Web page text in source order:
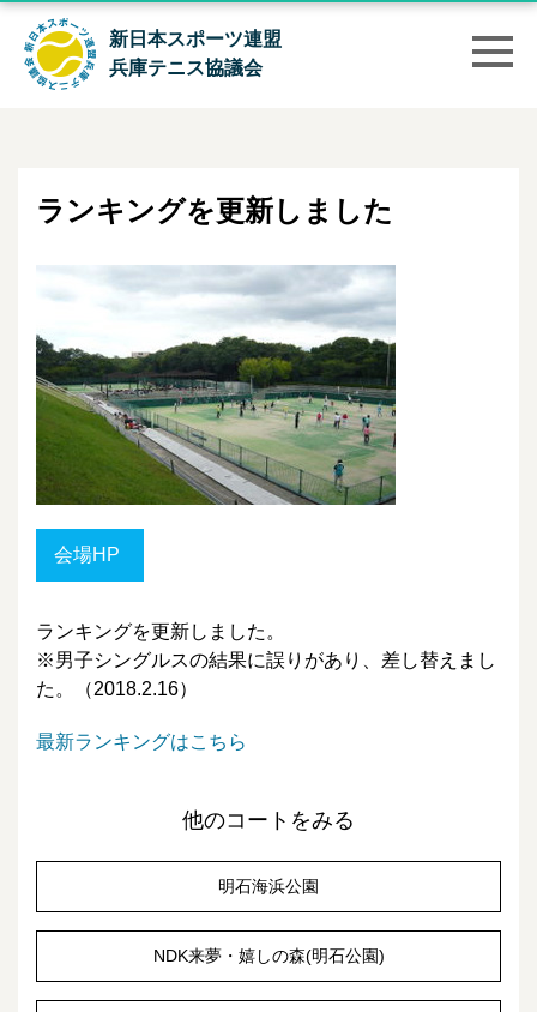
新日本スポーツ連盟
兵庫テニス協議会
ランキングを更新しました
会場HP
ランキングを更新しました。
※男子シングルスの結果に誤りがあり、差し替えまし
た。（2018.2.16）
最新ランキングはこちら
他のコートをみる
明石海浜公園
NDK来夢・嬉しの森(明石公園)